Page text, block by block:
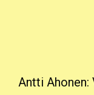
Antti Ahonen: